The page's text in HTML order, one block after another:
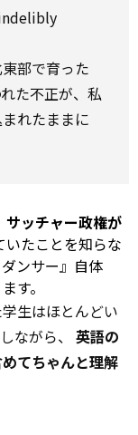
部で育った
た不正が、私
れたままに
サッチャー政権が
いたことを知らな
ンサー』自体
す。
生はほとんどい
ながら、 英語の
てちゃんと理解